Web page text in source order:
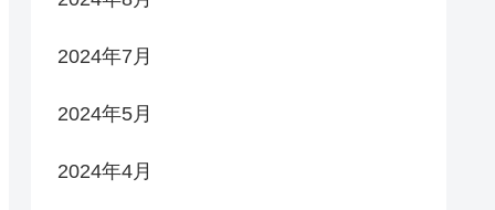
2024年7月
2024年5月
2024年4月